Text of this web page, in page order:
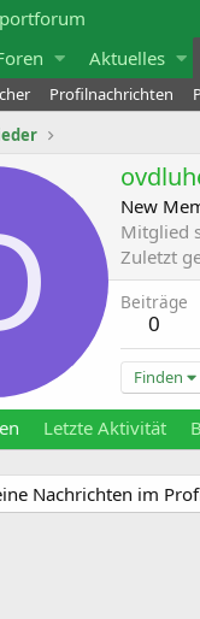
Aktuelles
Profilnachrichten
New
Mitglied
Zuletzt
Beiträge
0
Finden
Letzte Aktivität
Nachrichten im